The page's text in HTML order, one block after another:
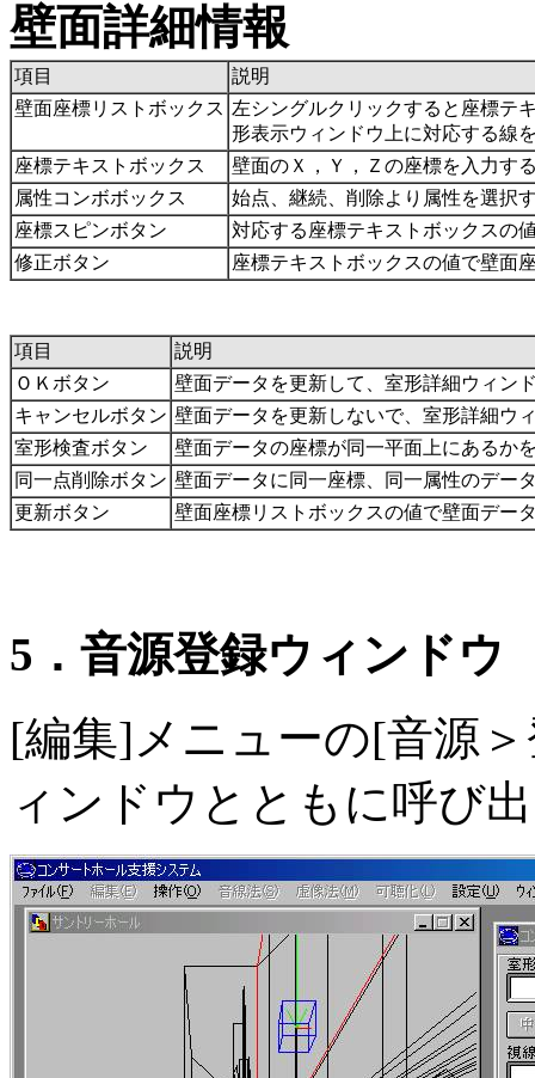
壁面詳細情報
項目
説明
壁面座標リストボックス 左シングルクリックすると座標テ
形表示ウィンドウ上に対応する線
座標テキストボックス
壁面のＸ，Ｙ，Ｚの座標を入力す
属性コンボボックス
始点、継続、削除より属性を選択
座標スピンボタン
対応する座標テキストボックスの
修正ボタン
座標テキストボックスの値で壁面
項目
説明
ＯＫボタン
壁面データを更新して、室形詳細ウィン
キャンセルボタン 壁面データを更新しないで、室形詳細ウ
室形検査ボタン
壁面データの座標が同一平面上にあるか
同一点削除ボタン 壁面データに同一座標、同一属性のデー
更新ボタン
壁面座標リストボックスの値で壁面デー
5．音源登録ウィンドウ
[編集]メニューの[音源
ィンドウとともに呼び